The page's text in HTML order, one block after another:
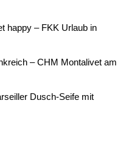
happy – FKK Urlaub in
– CHM Montalivet am
Dusch-Seife mit